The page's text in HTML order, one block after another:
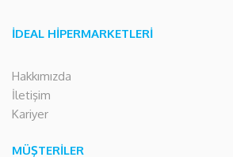
İDEAL HİPERMARKETLERİ
Hakkımızda
İletişim
Kariyer
MÜŞTERİLER